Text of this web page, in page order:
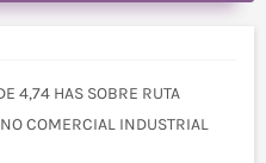
4,74 HAS SOBRE RUTA
COMERCIAL INDUSTRIAL